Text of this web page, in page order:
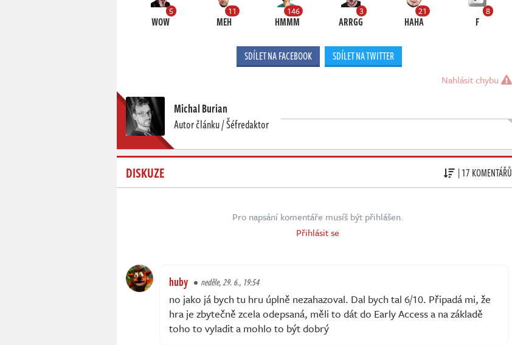
5
WOW
11
MEH
146
HMMM
3
ARRGG
21
HAHA
8
F
SDÍLET NA FACEBOOK SDÍLET NA TWITTER
Nahlásit chybu
Michal Burian
Autor článku / Šéfredaktor
DISKUZE | 17 KOMENTÁŘŮ
Pro napsání komentáře musíš být přihlášen.
Přihlásit se
huby neděle, 29. 6., 19:54
no jako já bych tu hru úplně nezahazoval. Dal bych tal 6/10. Připadá mi, že
hra je zbytečně zcela odepsaná, měli to dát do Early Access a na základě
toho to vyladit a mohlo to být dobrý